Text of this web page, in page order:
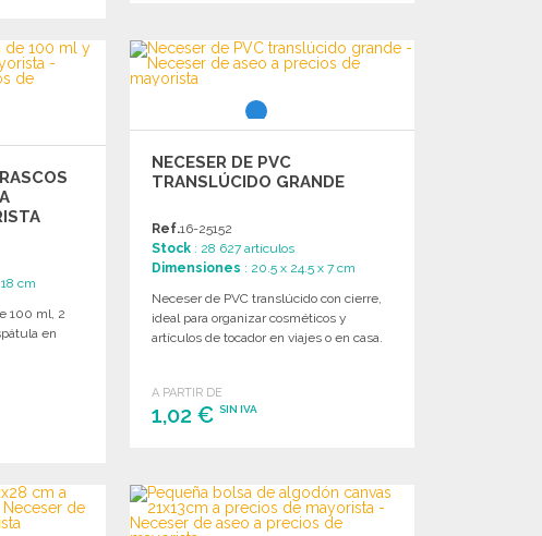
Solicitar un presupuesto
cm
100 ml, 2
en
NECESER DE PVC
TRANSLÚCIDO GRANDE
Ref.16-25152
Stock : 28 627 artículos
Dimensiones : 20.5 x 24.5 x 7 cm
Neceser de PVC translúcido con cierre,
ideal para organizar cosméticos y
artículos de tocador en viajes o en casa.
A PARTIR DE
1,02 €SIN IVA
Solicitar un presupuesto